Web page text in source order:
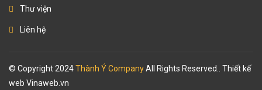
Thư viện
Liên hệ
© Copyright 2024Thành Ý CompanyAll Rights Reserved.. Thiết kế
web Vinaweb.vn